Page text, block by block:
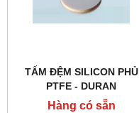
TẤM ĐỆM SILICON PHỦ
PTFE - DURAN
Hàng có sẵn